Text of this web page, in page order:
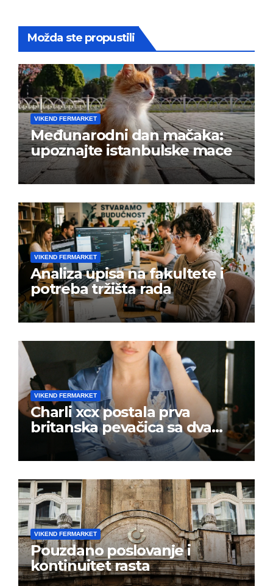
Možda ste propustili
VIKEND FERMARKET
Međunarodni dan mačaka:
upoznajte istanbulske mace
VIKEND FERMARKET
Analiza upisa na fakultete i
potreba tržišta rada
VIKEND FERMARKET
Charli xcx postala prva
britanska pevačica sa dva
albuma na prvom mestu u
istoj kalendarskoj godini
VIKEND FERMARKET
Pouzdano poslovanje i
kontinuitet rasta